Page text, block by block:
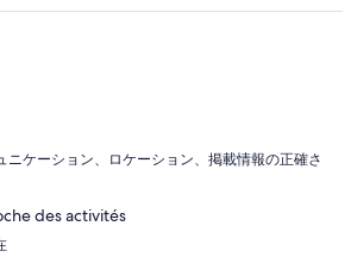
ニケーション、ロケーション、掲載情報の正確さ
des activités